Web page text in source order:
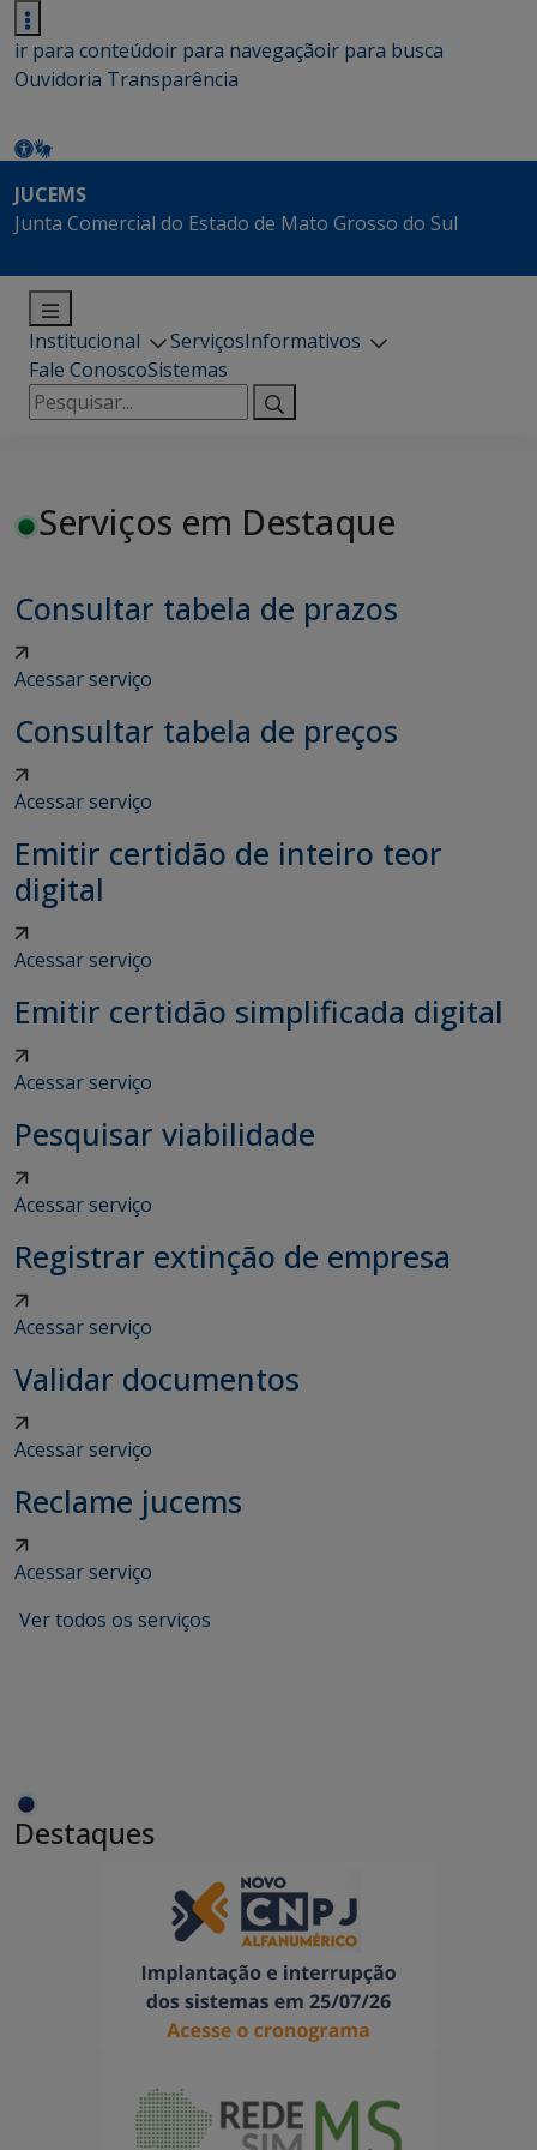
ir para conteúdoir para navegaçãoir para busca
Ouvidoria Transparência
JUCEMS
Junta Comercial do Estado de Mato Grosso do Sul
Institucional ServiçosInformativos
Fale ConoscoSistemas
Pesquisar
por:
Serviços em Destaque
Consultar tabela de prazos
Acessar serviço
Consultar tabela de preços
Acessar serviço
Emitir certidão de inteiro teor
digital
Acessar serviço
Emitir certidão simplificada digital
Acessar serviço
Pesquisar viabilidade
Acessar serviço
Registrar extinção de empresa
Acessar serviço
Validar documentos
Acessar serviço
Reclame jucems
Acessar serviço
Ver todos os serviços
Destaques